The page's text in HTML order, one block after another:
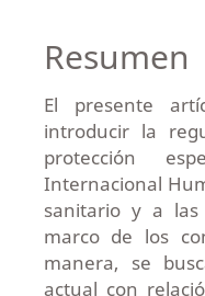
Resumen
El presente
introducir la
protección
Internacional
sanitario y a
marco de los
manera, se
actual con